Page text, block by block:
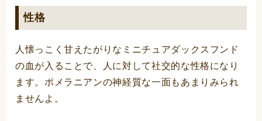
性格
人懐っこく甘えたがりなミニチュアダックスフンド
の血が入ることで、人に対して社交的な性格になり
ます。ポメラニアンの神経質な一面もあまりみられ
ませんよ。